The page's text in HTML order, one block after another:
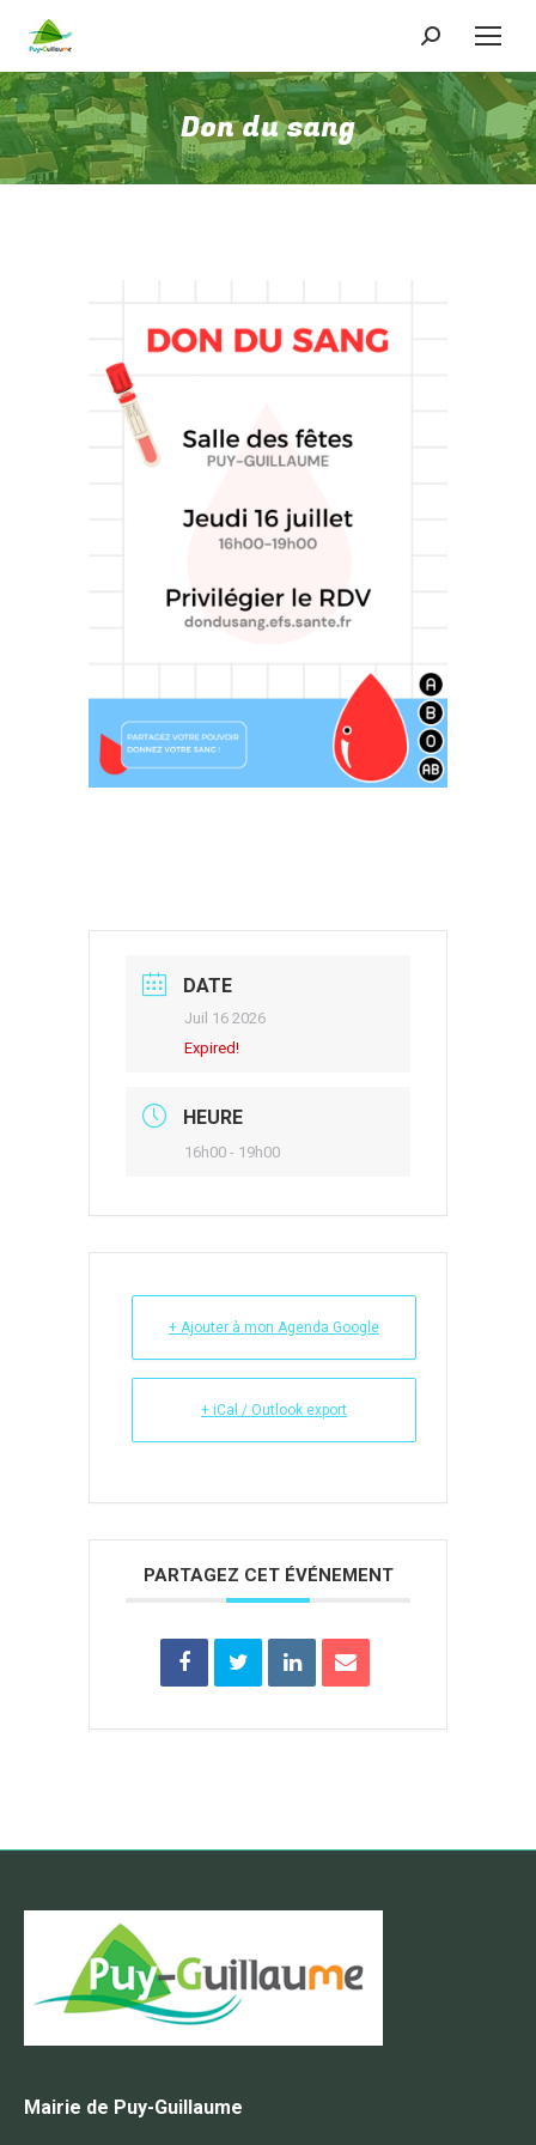
Recherche
:
Don du sang
DATE
Juil 16 2026
Expired!
HEURE
16h00 - 19h00
+ Ajouter à mon Agenda Google
+ iCal / Outlook export
PARTAGEZ CET ÉVÉNEMENT
Mairie de Puy-Guillaume